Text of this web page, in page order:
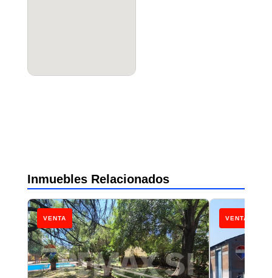
Inmuebles Relacionados
VENTA VENTA